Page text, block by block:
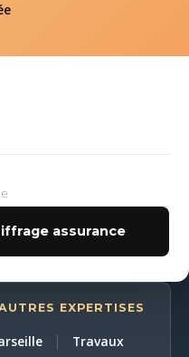
assurance
EXPERTISES
|
Travaux